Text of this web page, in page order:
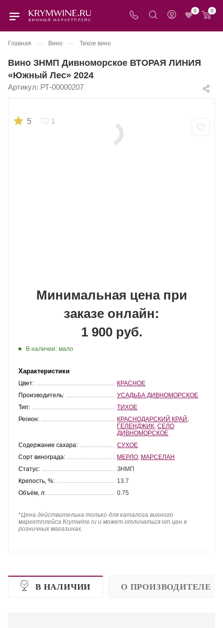
0 0
Главная — Вино — Тихое вино
Вино ЗНМП Дивноморское ВТОРАЯ ЛИНИЯ
«Южный Лес» 2024
Артикул: РТ-00000207
5 1
Минимальная цена при
заказе онлайн:
1 900 руб.
В наличии: мало
Характеристики
Цвет:
КРАСНОЕ
Производитель:
УСАДЬБА ДИВНОМОРСКОЕ
Тип:
ТИХОЕ
Регион:
КРАСНОДАРСКИЙ КРАЙ
ГЕЛЕНДЖИК ,СЕЛО
ДИВНОМОРСКОЕ
Содержание сахара:
СУХОЕ
Сорт винограда:
МЕРЛО МАРСЕЛАН
Статус:
ЗНМП
Крепость, %:
13.7
Объём, л:
0.75
*Цена действительна только для каталога винного
маркетплейса Krymwine.ru и может отличаться от цен в
розничных магазинах.
В НАЛИЧИИ О ПРОИЗВОДИТЕЛЕ